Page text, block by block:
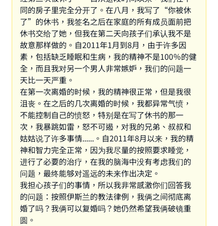
同的房子里完全分开了。在八月，我写了“你被休
了”的休书，我签名之后在家庭的所有成员面前把
休书交给了她，但我在第二天向孩子们承认我不是
故意那样做的。自2011年1月到8月，由于许多因
素，包括缺乏睡眠和生病，我的精神不是100％的健
全，而且我对另一个男人非常嫉妒，我们的问题一
天比一天严重。
在第一次离婚的时候，我的精神很正常，但是我很
沮丧。在之后的几次离婚的时候，我都异常气愤，
不能控制自己的愤怒，特别是在写了休书的那一
次，我暴跳如雷，怒不可遏，对我的兄弟、叔叔和
姑姑说了许多事情......。自2011年8月以来，我的精
神和智力完全正常，因为我尽量的按照要求睡觉，
进行了必要的治疗，在我的脑海中没有考虑我们的
问题，最终能够对遥远的未来作出决定。
我担心孩子们的事情，所以我非常感激你们回答我
的问题：按照伊斯兰的教法律例，我俩之间彻底离
婚了吗？我俩可以复婚吗？她仍然希望我俩破镜重
圆。